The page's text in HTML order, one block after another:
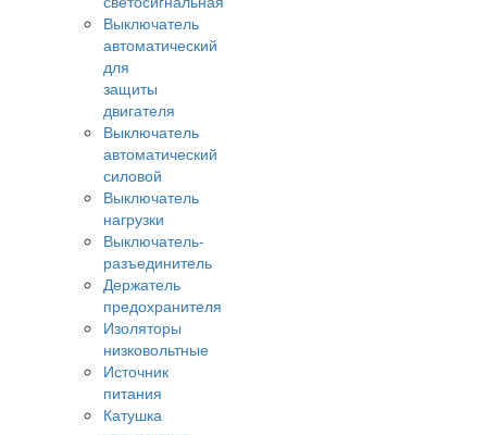
Выключатель
автоматический
для
защиты
двигателя
Выключатель
автоматический
силовой
Выключатель
нагрузки
Выключатель-
разъединитель
Держатель
предохранителя
Изоляторы
низковольтные
Источник
питания
Катушка